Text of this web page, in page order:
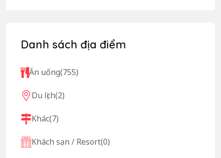
Danh sách địa điểm
Ăn uống(755)
Du lịch(2)
Khác(7)
Khách sạn / Resort(0)